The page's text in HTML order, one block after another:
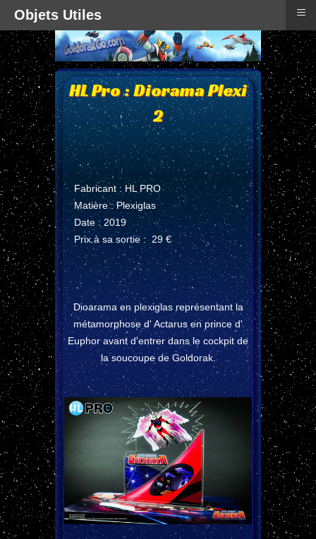
HL Pro : Diorama Plexi
2
Fabricant : HL PRO
Matière : Plexiglas
Date : 2019
Prix à sa sortie : 29 €
Dioarama en plexiglas représentant la
métamorphose d' Actarus en prince d'
Euphor avant d'entrer dans le cockpit de
la soucoupe de Goldorak.
Objets Utiles ≡